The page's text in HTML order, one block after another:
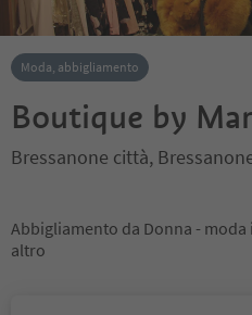
Moda, abbigliamento
Boutique by
Bressanone città,
Abbigliamento da Donna - moda
altro